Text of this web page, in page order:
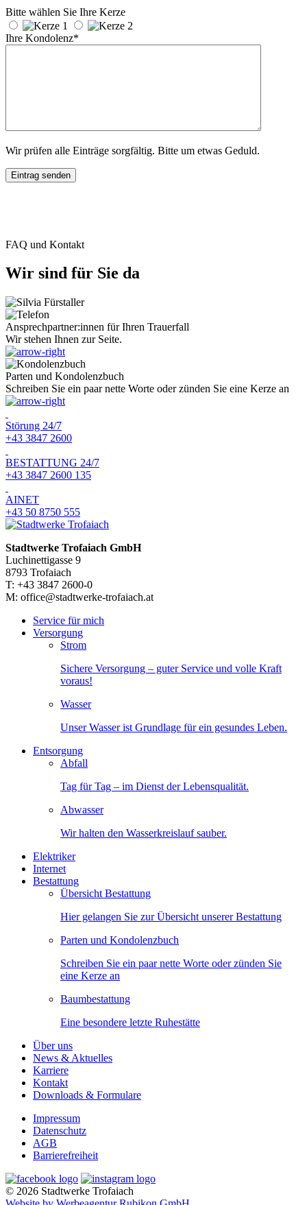
Bitte wählen Sie Ihre Kerze
Ihre Kondolenz*
Wir prüfen alle Einträge sorgfältig. Bitte um etwas Geduld.
FAQ und Kontakt
Wir sind für Sie da
Ansprechpartner:innen für Ihren Trauerfall
Wir stehen Ihnen zur Seite.
Parten und Kondolenzbuch
Schreiben Sie ein paar nette Worte oder zünden Sie eine Kerze an
Störung 24/7
+43 3847 2600
BESTATTUNG 24/7
+43 3847 2600 135
AINET
+43 50 8750 555
Stadtwerke Trofaiach GmbH
Luchinettigasse 9
8793 Trofaiach
T: +43 3847 2600-0
M: office@stadtwerke-trofaiach.at
Service für mich
Versorgung
Strom
Sichere Versorgung – guter Service und volle Kraft
voraus!
Wasser
Unser Wasser ist Grundlage für ein gesundes Leben.
Entsorgung
Abfall
Tag für Tag – im Dienst der Lebensqualität.
Abwasser
Wir halten den Wasserkreislauf sauber.
Elektriker
Internet
Bestattung
Übersicht Bestattung
Hier gelangen Sie zur Übersicht unserer Bestattung
Parten und Kondolenzbuch
Schreiben Sie ein paar nette Worte oder zünden Sie
eine Kerze an
Baumbestattung
Eine besondere letzte Ruhestätte
Über uns
News & Aktuelles
Karriere
Kontakt
Downloads & Formulare
Impressum
Datenschutz
AGB
Barrierefreiheit
© 2026 Stadtwerke Trofaiach